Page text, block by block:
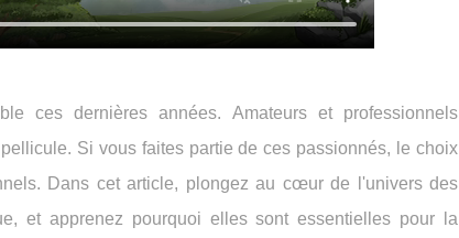
ces dernières années. Amateurs et professionnels
Si vous faites partie de ces passionnés, le choix
Dans cet article, plongez au cœur de l'univers des
et apprenez pourquoi elles sont essentielles pour la